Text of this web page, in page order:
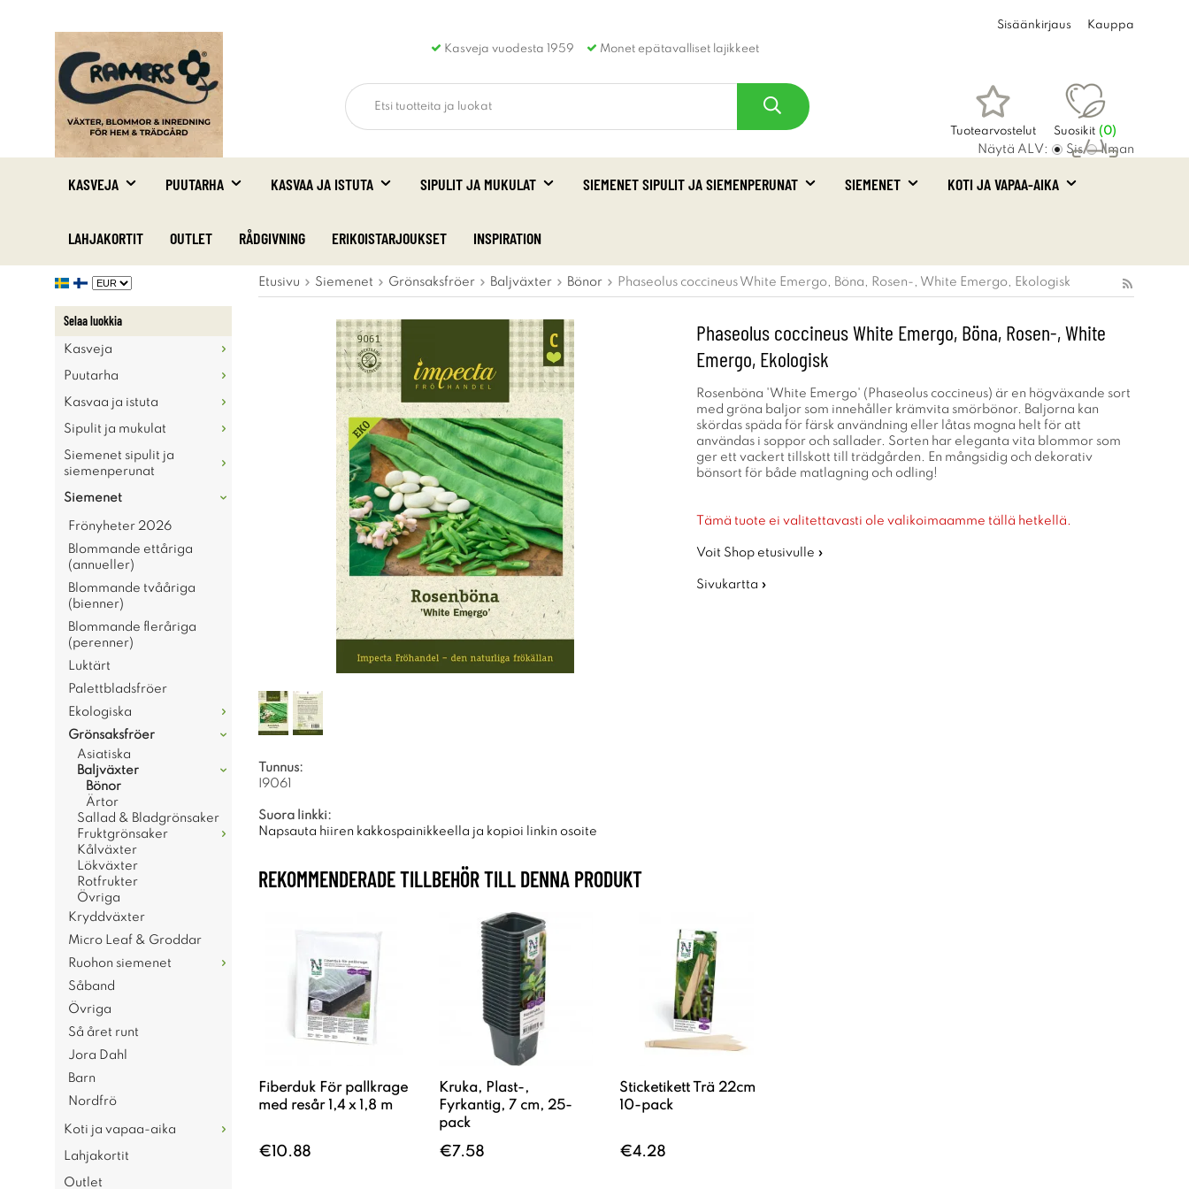
Kasveja vuodesta 1959 Monet epätavalliset lajikkeet
Sisäänkirjaus Kauppa
Tuotearvostelut Suosikit (0)
Ostoskori
Näytä ALV: Sis Ilman
KASVEJA PUUTARHA KASVAA JA ISTUTA SIPULIT JA MUKULAT SIEMENET SIPULIT JA SIEMENPERUNAT SIEMENET KOTI JA VAPAA-AIKA
LAHJAKORTIT OUTLET RÅDGIVNING ERIKOISTARJOUKSET INSPIRATION
Selaa luokkia
Kasveja
Puutarha
Kasvaa ja istuta
Sipulit ja mukulat
Siemenet sipulit ja
siemenperunat
Siemenet
Frönyheter 2026
Blommande ettåriga
(annueller)
Blommande tvååriga
(bienner)
Blommande fleråriga
(perenner)
Luktärt
Palettbladsfröer
Ekologiska
Grönsaksfröer
Asiatiska
Baljväxter
Bönor
Ärtor
Sallad & Bladgrönsaker
Fruktgrönsaker
Kålväxter
Lökväxter
Rotfrukter
Övriga
Kryddväxter
Micro Leaf & Groddar
Ruohon siemenet
Såband
Övriga
Så året runt
Jora Dahl
Barn
Nordfrö
Koti ja vapaa-aika
Lahjakortit
Outlet
Etusivu Siemenet Grönsaksfröer Baljväxter Bönor Phaseolus coccineus White Emergo, Böna, Rosen-, White Emergo, Ekologisk
Phaseolus coccineus White Emergo, Böna, Rosen-, White
Emergo, Ekologisk
Rosenböna 'White Emergo' (Phaseolus coccineus) är en högväxande sort
med gröna baljor som innehåller krämvita smörbönor. Baljorna kan
skördas späda för färsk användning eller låtas mogna helt för att
användas i soppor och sallader. Sorten har eleganta vita blommor som
ger ett vackert tillskott till trädgården. En mångsidig och dekorativ
bönsort för både matlagning och odling!
Tämä tuote ei valitettavasti ole valikoimaamme tällä hetkellä.
Voit Shop etusivulle »
Sivukartta »
Tunnus:
I9061
Suora linkki:
Napsauta hiiren kakkospainikkeella ja kopioi linkin osoite
REKOMMENDERADE TILLBEHÖR TILL DENNA PRODUKT
Fiberduk För pallkrage
med resår 1,4 x 1,8 m
€10.88
Kruka, Plast-,
Fyrkantig, 7 cm, 25-
pack
€7.58
Sticketikett Trä 22cm
10-pack
€4.28